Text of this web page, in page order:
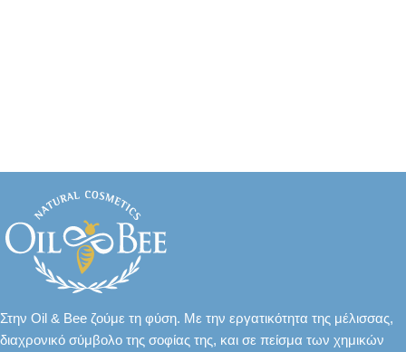
Στην Oil & Bee ζούμε τη φύση. Με την εργατικότητα της μέλισσας,
διαχρονικό σύμβολο της σοφίας της, και σε πείσμα των χημικών